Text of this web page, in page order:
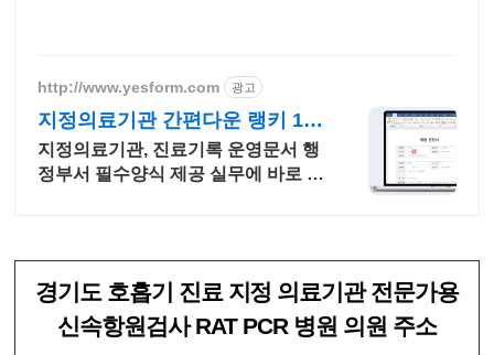
http://www.yesform.com 광고
지정의료기관 간편다운 랭키 1위
문서서식 플랫폼
지정의료기관, 진료기록 운영문서 행
정부서 필수양식 제공 실무에 바로 쓰
경기도 호흡기 진료 지정 의료기관 전문가용
신속항원검사 RAT PCR 병원 의원 주소